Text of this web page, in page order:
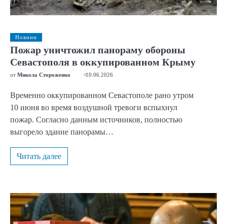
Новини
Пожар уничтожил панораму обороны
Севастополя в оккупированном Крыму
от Микола Стороженко 10.06.2026
Временно оккупированном Севастополе рано утром
10 июня во время воздушной тревоги вспыхнул
пожар. Согласно данным источников, полностью
выгорело здание панорамы…
Читать далее